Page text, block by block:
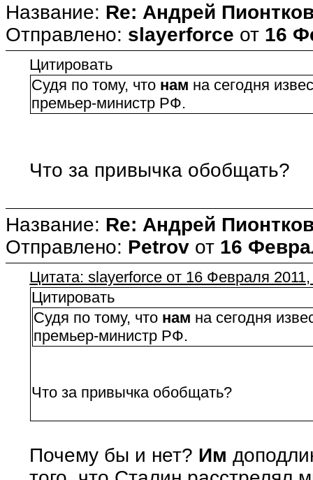
Название: Re: Андрей
Отправлено: slayerforce от 16
Цитировать
Судя по тому, что нам на сегодня
премьер-министр РФ.
Что за привычка обобщать?
Название: Re: Андрей
Отправлено: Petrov от 16
Цитата: slayerforce от 16 Февраля
Цитировать
Судя по тому, что нам на сегодня
премьер-министр РФ.
Что за привычка обобщать?
Почему бы и нет? Им